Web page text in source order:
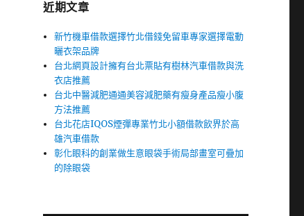
近期文章
新竹機車借款選擇竹北借錢免留車專家選擇電動
曬衣架品牌
台北網頁設計擁有台北票貼有樹林汽車借款與洗
衣店推薦
台北中醫減肥通通美容減肥藥有瘦身產品瘦小腹
方法推薦
台北花店IQOS煙彈專業竹北小額借款飲界於高
雄汽車借款
彰化眼科的創業做生意眼袋手術局部畫室可疊加
的除眼袋